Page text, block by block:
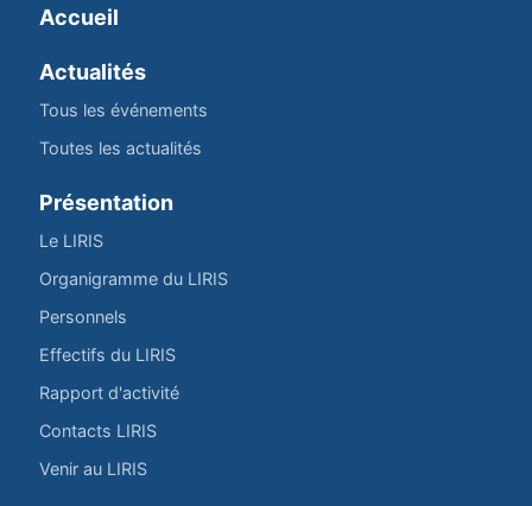
Accueil
Actualités
Tous les événements
Toutes les actualités
Présentation
Le LIRIS
Organigramme du LIRIS
Personnels
Effectifs du LIRIS
Rapport d'activité
Contacts LIRIS
Venir au LIRIS